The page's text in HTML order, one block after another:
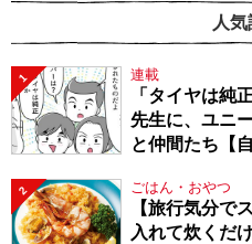
人
1 連載
「タイヤは純
先生に、ユニ
と仲間たち【
2 ごはん・おやつ
【旅行気分で
入れて炊くだ